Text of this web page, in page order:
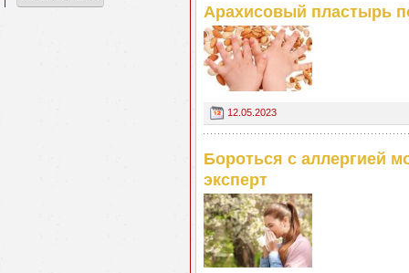
Арахисовый пластырь
12.05.2023
Бороться с аллергией
эксперт